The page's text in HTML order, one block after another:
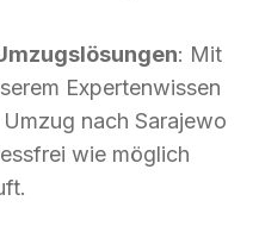
: Mit
Expertenwissen
nach Sarajewo
wie möglich